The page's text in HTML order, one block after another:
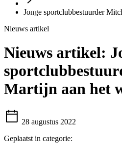
Jonge sportclubbestuurder
Nieuws artikel
Nieuws artikel:
Martijn aan het
28 augustus 2022
Geplaatst in categorie: